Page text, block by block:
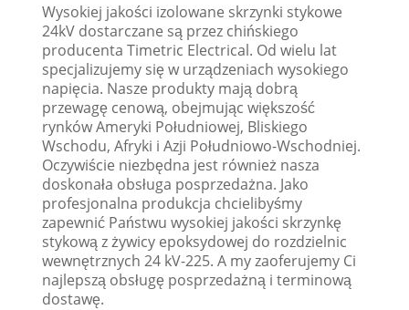
Wysokiej jakości izolowane skrzynki stykowe
24kV dostarczane są przez chińskiego
producenta Timetric Electrical. Od wielu lat
specjalizujemy się w urządzeniach wysokiego
napięcia. Nasze produkty mają dobrą
przewagę cenową, obejmując większość
rynków Ameryki Południowej, Bliskiego
Wschodu, Afryki i Azji Południowo-Wschodniej.
Oczywiście niezbędna jest również nasza
doskonała obsługa posprzedażna. Jako
profesjonalna produkcja chcielibyśmy
zapewnić Państwu wysokiej jakości skrzynkę
stykową z żywicy epoksydowej do rozdzielnic
wewnętrznych 24 kV-225. A my zaoferujemy Ci
najlepszą obsługę posprzedażną i terminową
dostawę.